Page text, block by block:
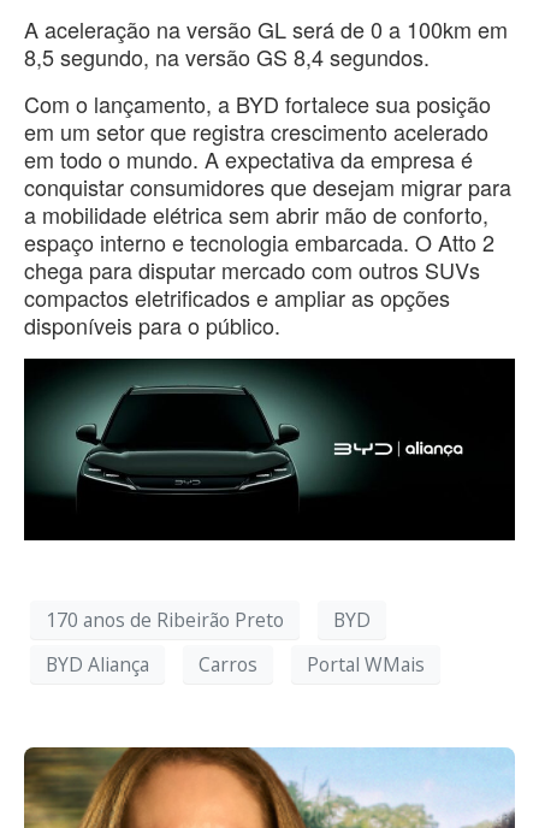
A aceleração na versão GL será de 0 a 100km em
8,5 segundo, na versão GS 8,4 segundos.
Com o lançamento, a BYD fortalece sua posição
em um setor que registra crescimento acelerado
em todo o mundo. A expectativa da empresa é
conquistar consumidores que desejam migrar para
a mobilidade elétrica sem abrir mão de conforto,
espaço interno e tecnologia embarcada. O Atto 2
chega para disputar mercado com outros SUVs
compactos eletrificados e ampliar as opções
disponíveis para o público.
170 anos de Ribeirão Preto
BYD
BYD Aliança
Carros Portal WMais